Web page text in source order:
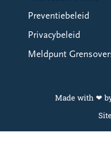
Preventiebeleid
Privacybeleid
Meldpunt
Made with ❤